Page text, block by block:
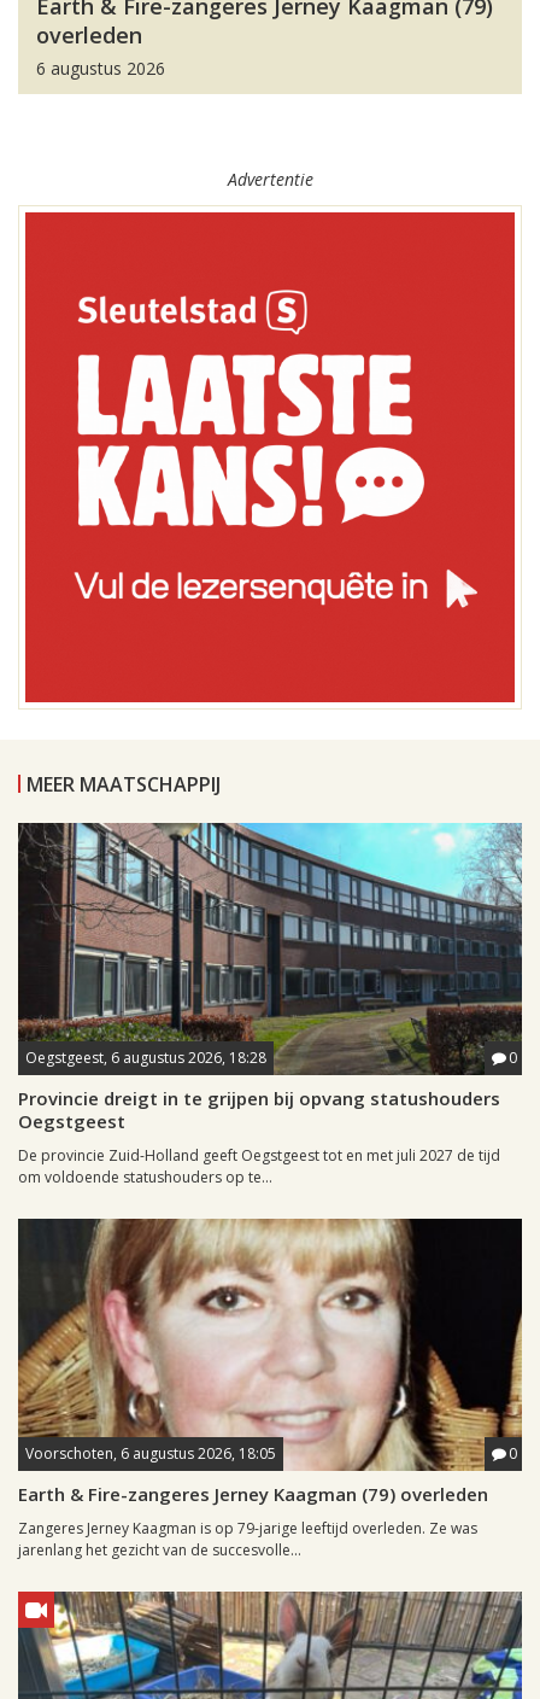
Earth & Fire-zangeres Jerney Kaagman (79)
overleden
6 augustus 2026
Advertentie
MEER MAATSCHAPPIJ
Oegstgeest, 6 augustus 2026, 18:28 0
Provincie dreigt in te grijpen bij opvang statushouders
Oegstgeest
De provincie Zuid-Holland geeft Oegstgeest tot en met juli 2027 de tijd
om voldoende statushouders op te...
Voorschoten, 6 augustus 2026, 18:05 0
Earth & Fire-zangeres Jerney Kaagman (79) overleden
Zangeres Jerney Kaagman is op 79-jarige leeftijd overleden. Ze was
jarenlang het gezicht van de succesvolle...